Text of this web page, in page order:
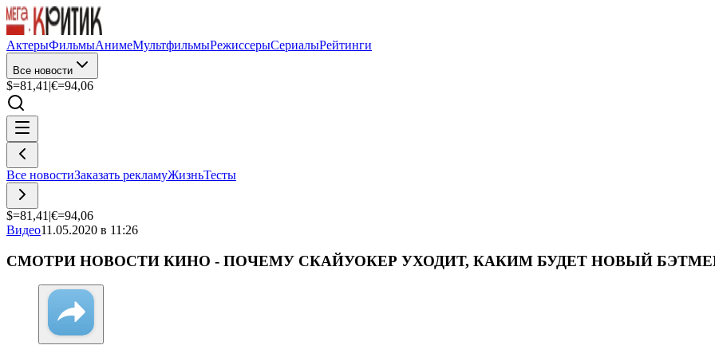
АктерыФильмыАнимеМультфильмыРежиссерыСериалыРейтинги
Все новости
$=81,41 |€=94,06
Все новостиЗаказать рекламуЖизньТесты
$=81,41 |€=94,06
Видео11.05.2020 в 11:26
СМОТРИ НОВОСТИ КИНО - ПОЧЕМУ СКАЙУОКЕР УХОДИТ, КАКИМ БУДЕТ НОВЫЙ